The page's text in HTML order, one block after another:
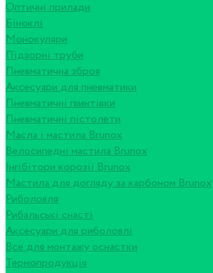
Оптичні прилади
Біноклі
Монокуляри
Підзорні труби
Пневматична зброя
Аксесуари для пневматики
Пневматичні гвинтівки
Пневматичні пістолети
Масла і мастила Brunox
Велосипедні мастила Brunox
Інгібітори корозії Brunox
Мастила для догляду за карбоном Brunox
Риболовля
Рибальські снасті
Аксесуари для риболовлі
Все для монтажу оснастки
Термопродукція